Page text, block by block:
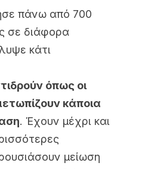
πάνω από 700
σε διάφορα
κάτι
όπως οι
κάποια
. Έχουν μέχρι και
μείωση